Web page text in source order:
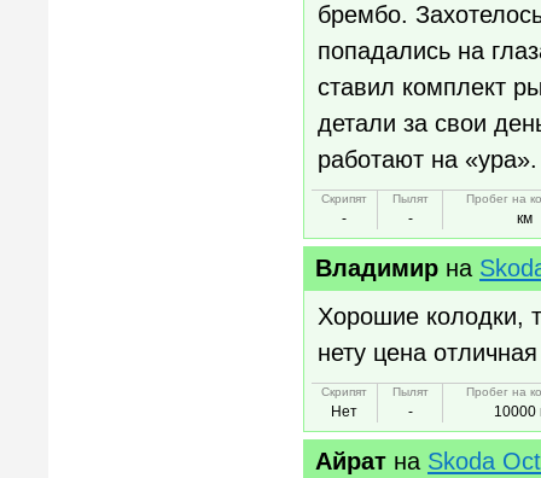
брембо.
попадались на
ставил комплект
детали за свои
работают на
Скрипят
-
Пылят
-
Пробег на
км
Владимир на
Хорошие колодки,
нету цена
Скрипят
Нет
Пылят
-
Пробег на
10000
Айрат на Skoda